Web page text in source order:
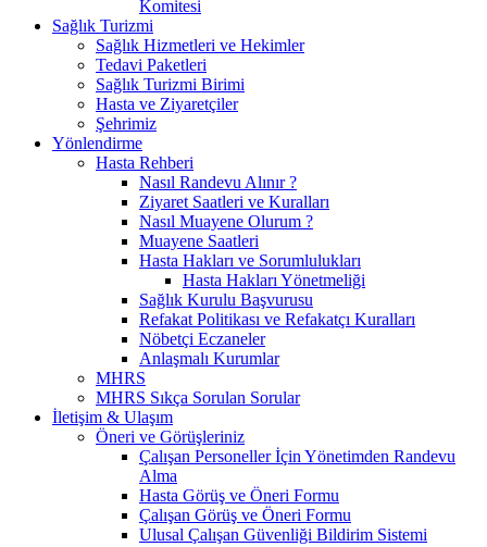
Komitesi
Sağlık Turizmi
Sağlık Hizmetleri ve Hekimler
Tedavi Paketleri
Sağlık Turizmi Birimi
Hasta ve Ziyaretçiler
Şehrimiz
Yönlendirme
Hasta Rehberi
Nasıl Randevu Alınır ?
Ziyaret Saatleri ve Kuralları
Nasıl Muayene Olurum ?
Muayene Saatleri
Hasta Hakları ve Sorumlulukları
Hasta Hakları Yönetmeliği
Sağlık Kurulu Başvurusu
Refakat Politikası ve Refakatçı Kuralları
Nöbetçi Eczaneler
Anlaşmalı Kurumlar
MHRS
MHRS Sıkça Sorulan Sorular
İletişim & Ulaşım
Öneri ve Görüşleriniz
Çalışan Personeller İçin Yönetimden Randevu
Alma
Hasta Görüş ve Öneri Formu
Çalışan Görüş ve Öneri Formu
Ulusal Çalışan Güvenliği Bildirim Sistemi